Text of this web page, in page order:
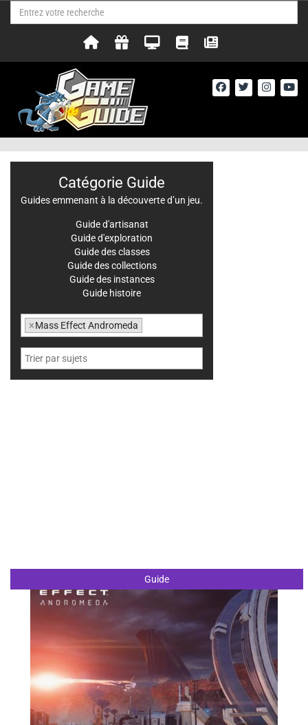
Guide
Catégorie Guide
Guides emmenant à la découverte d’un jeu.
Guide d'artisanat
Guide d'exploration
Guide des classes
Guide des collections
Guide des instances
Guide histoire
×Mass Effect Andromeda